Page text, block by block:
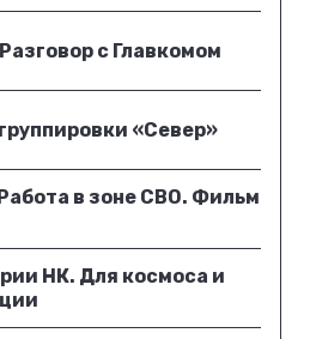
с Главкомом
«Север»
в зоне СВО. Фильм
НК. Для космоса и